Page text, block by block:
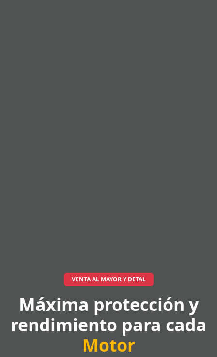
VENTA AL MAYOR Y DETAL
Máxima protección y
rendimiento para cada
Motor